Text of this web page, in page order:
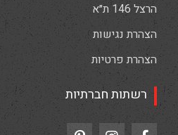
הרצל 146 ת״א
הצהרת נגישות
הצהרת פרטיות
רשתות חברתיות